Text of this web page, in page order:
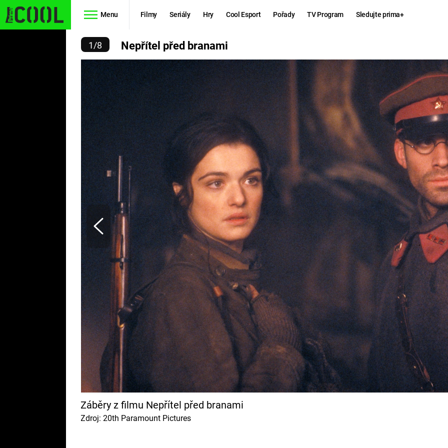
Menu Filmy Seriály Hry Cool Esport Pořady TV Program Sledujte prima+
SIMPSONOVI
FUTURAMA
Filmy
STAR WARS
AVENGERS
RYCHLE A
ZBĚSILE 10
PREDÁTOR
Hry
MAFIA
GTA 6
KINGDOM
COME:
DELIVERANCE
ESPORT
Zábava
GALERIE
CHUCK
NORRIS
PŘED BRANAMI
1/8 Nepřítel před branami
Záběry z filmu Nepřítel před branami
Zdroj: 20th Paramount Pictures